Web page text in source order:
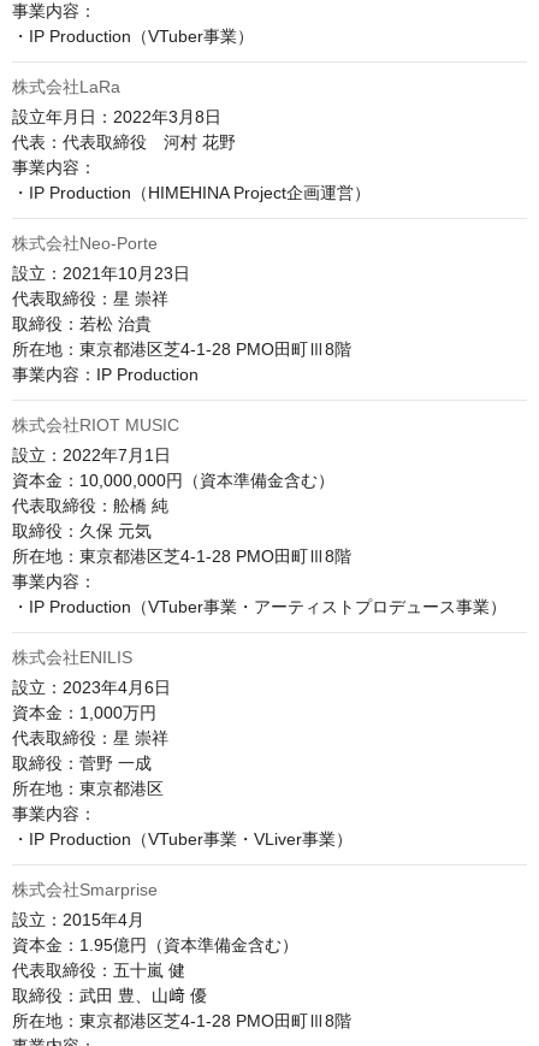
事業内容：
・IP Production（VTuber事業）
株式会社LaRa
設立年月日：2022年3月8日
代表：代表取締役　河村 花野
事業内容：
・IP Production（HIMEHINA Project企画運営）
株式会社Neo-Porte
設立：2021年10月23日
代表取締役：星 崇祥
取締役：若松 治貴
所在地：東京都港区芝4-1-28 PMO田町Ⅲ8階
事業内容：IP Production
株式会社RIOT MUSIC
設立：2022年7月1日
資本金：10,000,000円（資本準備金含む）
代表取締役：舩橋 純
取締役：久保 元気
所在地：東京都港区芝4-1-28 PMO田町Ⅲ8階​​
事業内容：
株式会社ENILIS
設立：2023年4月6日
資本金：1,000万円
代表取締役：星 崇祥
取締役：菅野 一成
所在地：東京都港区
事業内容：
株式会社Smarprise
設立：2015年4月
資本金：1.95億円（資本準備金含む）
代表取締役：五十嵐 健
取締役：武田 豊、山﨑 優
所在地：東京都港区芝4-1-28 PMO田町Ⅲ8階